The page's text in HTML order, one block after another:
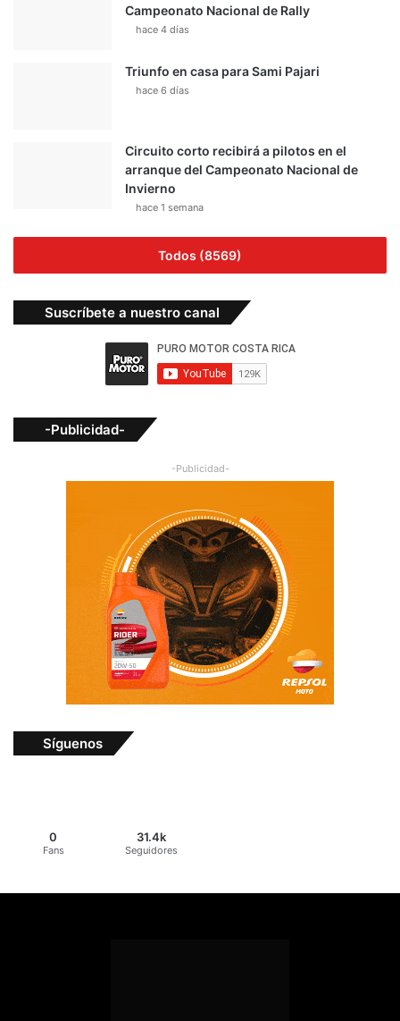
Campeonato Nacional de Rally
hace 4 días
Triunfo en casa para Sami Pajari
hace 6 días
Circuito corto recibirá a pilotos en el
arranque del Campeonato Nacional de
Invierno
hace 1 semana
Todos (8569)
Suscríbete a nuestro canal
-Publicidad-
-Publicidad-
Síguenos
0
Fans
31.4k
Seguidores